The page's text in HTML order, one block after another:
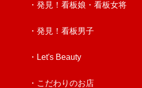
・発見！看板娘・看板女将
・発見！看板男子
・Let's Beauty
・こだわりのお店